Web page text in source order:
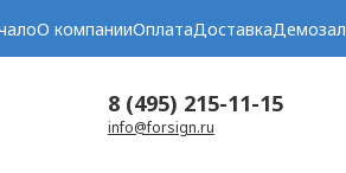
О компанииОплатаДоставкаДемозал
8 (495) 215-11-15
info@forsign.ru